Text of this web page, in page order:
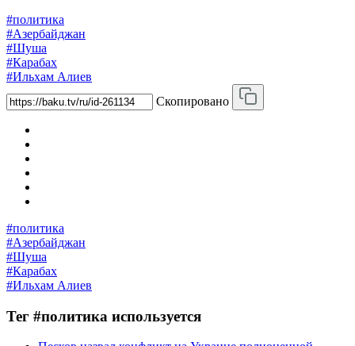
#политика
#Азербайджан
#Шуша
#Карабах
#Ильхам Алиев
Скопировано
#политика
#Азербайджан
#Шуша
#Карабах
#Ильхам Алиев
Тег #политика используется